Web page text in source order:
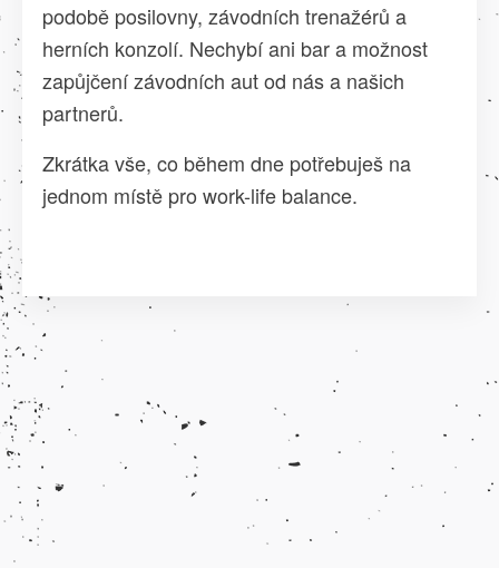
podobě posilovny, závodních trenažérů a
herních konzolí. Nechybí ani bar a možnost
zapůjčení závodních aut od nás a našich
partnerů.
Zkrátka vše, co během dne potřebuješ na
jednom místě pro work-life balance.